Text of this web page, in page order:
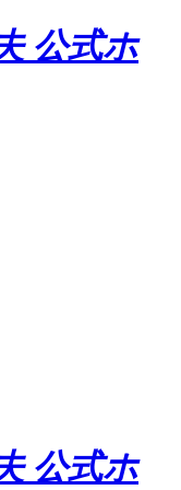
公式ホ
公式ホ